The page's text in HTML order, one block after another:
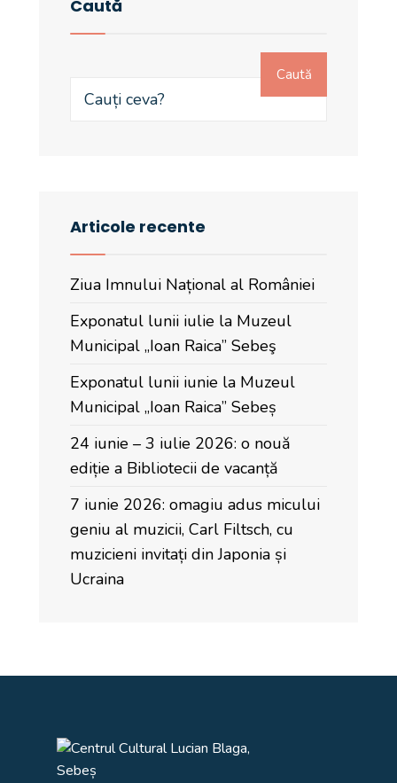
Caută
Caută
Articole recente
Ziua Imnului Național al României
Exponatul lunii iulie la Muzeul
Municipal „Ioan Raica” Sebeş
Exponatul lunii iunie la Muzeul
Municipal „Ioan Raica” Sebeș
24 iunie – 3 iulie 2026: o nouă
ediție a Bibliotecii de vacanță
7 iunie 2026: omagiu adus micului
geniu al muzicii, Carl Filtsch, cu
muzicieni invitați din Japonia și
Ucraina